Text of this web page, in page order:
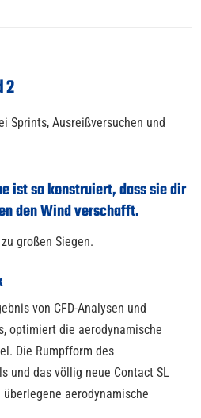
2
Sprints, Ausreißversuchen und
ist so konstruiert, dass sie dir
den Wind verschafft.
großen Siegen.
von CFD-Analysen und
optimiert die aerodynamische
Die Rumpfform des
und das völlig neue Contact SL
aerodynamische